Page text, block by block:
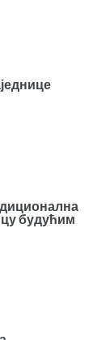
будућим